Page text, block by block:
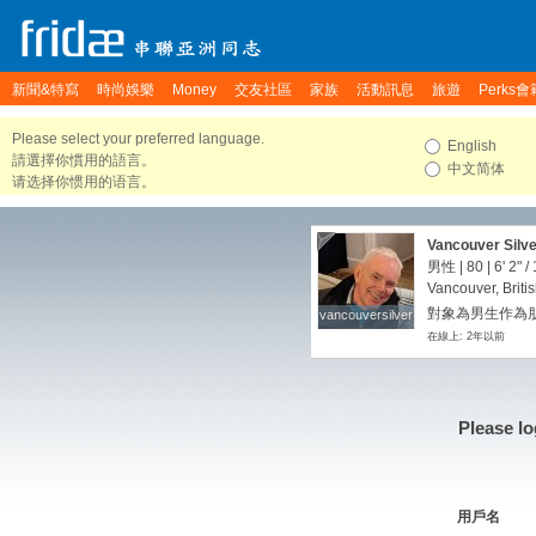
新聞&特寫 時尚娛樂 Money 交友社區 家族 活動訊息 旅遊 Perks會
Please select your preferred language.
請選擇你慣用的語言。
请选择你惯用的语言。
English
中文简体
vancouversilver
vancouversilver
Vancouver
男性 | 80 | 6' 2" /
Vancouver,
對象為男生作為
在線上: 2年以前
Please
用戶名